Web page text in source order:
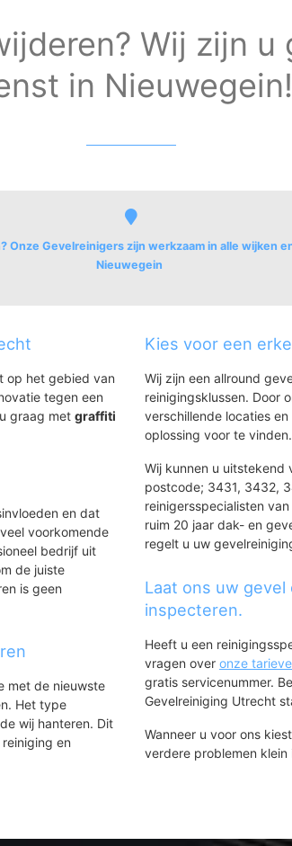
Wij zijn u
in Nieuwegein!
Onze Gevelreinigers zijn werkzaam in alle wijken
Nieuwegein
Hoge Landen
Hoogzandveld
Hoogzandveld
Jutphaas Wijkersloot
Jutphaas Wijkersloot
Laagraven
Laagraven
Lekboulevard
Lekboulevard
Park
Park
op het gebied van
tegen een
graag metgraffiti
en dat
voorkomende
bedrijf uit
de juiste
is geen
met de nieuwste
Het type
wij hanteren. Dit
en
Kies voor een
Wij zijn een allround
reinigingsklussen. Door
verschillende locaties
oplossing voor te vinden.
Wij kunnen u uitstekend
postcode; 3431, 3432,
reinigersspecialisten van
ruim 20 jaar dak- en
regelt u uw
Laat ons uw
inspecteren.
Heeft u een
vragen over onze
gratis servicenummer.
Gevelreiniging Utrecht
Wanneer u voor ons
verdere problemen